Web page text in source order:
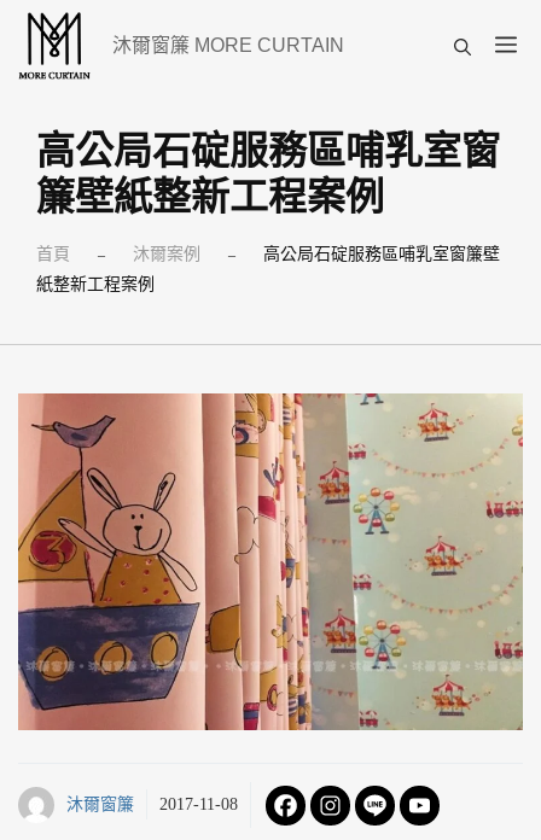
沐爾窗簾 MORE CURTAIN
選
高公局石碇服務區哺乳室窗
簾壁紙整新工程案例
首頁 – 沐爾案例 –
高公局石碇服務區哺乳室窗簾壁
紙整新工程案例
沐爾窗簾 2017-11-08